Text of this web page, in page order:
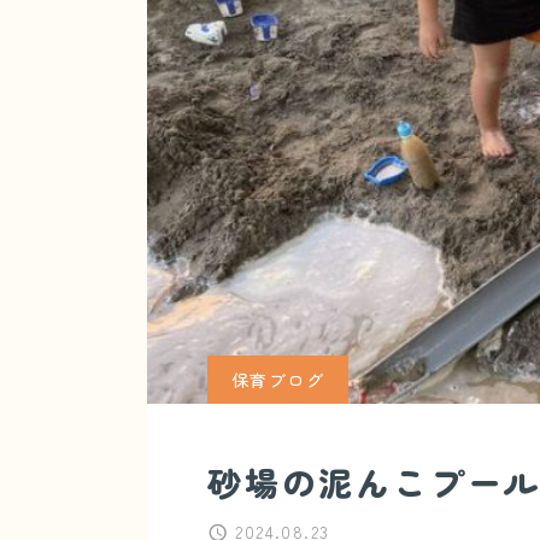
保育ブログ
砂場の泥んこプー
2024.08.23